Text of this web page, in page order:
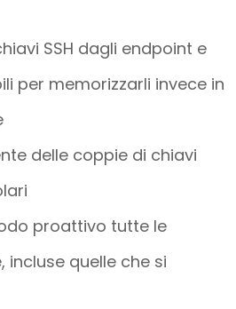
SSH dagli endpoint e
per memorizzarli invece in
delle coppie di chiavi
proattivo tutte le
incluse quelle che si